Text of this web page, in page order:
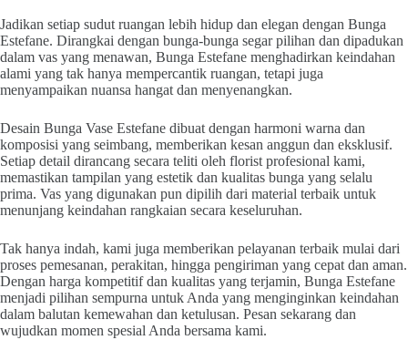
Jadikan setiap sudut ruangan lebih hidup dan elegan dengan Bunga
Estefane. Dirangkai dengan bunga-bunga segar pilihan dan dipadukan
dalam vas yang menawan, Bunga Estefane menghadirkan keindahan
alami yang tak hanya mempercantik ruangan, tetapi juga
menyampaikan nuansa hangat dan menyenangkan.
Desain Bunga Vase Estefane dibuat dengan harmoni warna dan
komposisi yang seimbang, memberikan kesan anggun dan eksklusif.
Setiap detail dirancang secara teliti oleh florist profesional kami,
memastikan tampilan yang estetik dan kualitas bunga yang selalu
prima. Vas yang digunakan pun dipilih dari material terbaik untuk
menunjang keindahan rangkaian secara keseluruhan.
Tak hanya indah, kami juga memberikan pelayanan terbaik mulai dari
proses pemesanan, perakitan, hingga pengiriman yang cepat dan aman.
Dengan harga kompetitif dan kualitas yang terjamin, Bunga Estefane
menjadi pilihan sempurna untuk Anda yang menginginkan keindahan
dalam balutan kemewahan dan ketulusan. Pesan sekarang dan
wujudkan momen spesial Anda bersama kami.